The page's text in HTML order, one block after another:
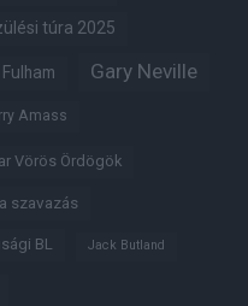
túra 2025
Fulham Gary Neville
Amass
Vörös Ördögök
szavazás
BL Jack Butland